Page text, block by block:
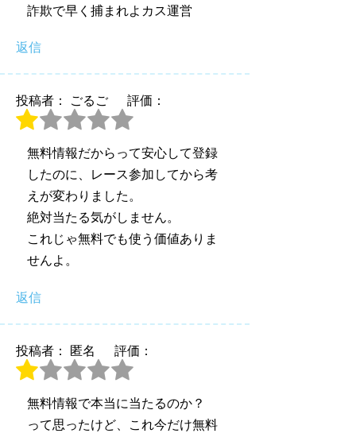
詐欺で早く捕まれよカス運営
返信
投稿者： ごるご 評価：
無料情報だからって安心して登録
したのに、レース参加してから考
えが変わりました。
絶対当たる気がしません。
これじゃ無料でも使う価値ありま
せんよ。
返信
投稿者： 匿名 評価：
無料情報で本当に当たるのか？
って思ったけど、これ今だけ無料